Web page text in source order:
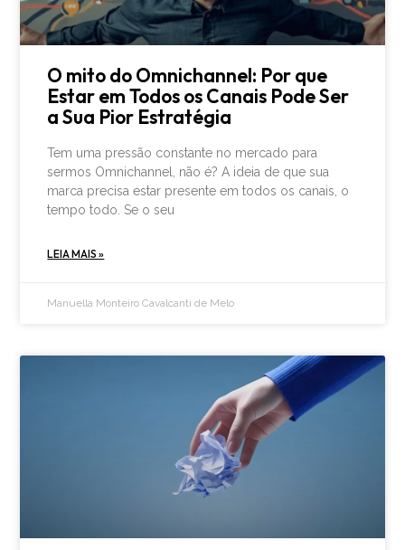
O mito do Omnichannel: Por que
Estar em Todos os Canais Pode Ser
a Sua Pior Estratégia
Tem uma pressão constante no mercado para
sermos Omnichannel, não é? A ideia de que sua
marca precisa estar presente em todos os canais, o
tempo todo. Se o seu
LEIA MAIS »
Manuella Monteiro Cavalcanti de Melo